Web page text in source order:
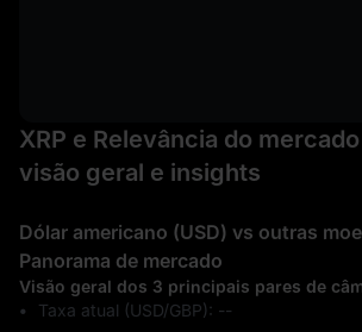
XRP e Relevância do
visão geral e insights
Dólar americano (USD) vs outras
Panorama de mercado
Visão geral dos 3 principais pares de
Taxa atual (USD/GBP): --